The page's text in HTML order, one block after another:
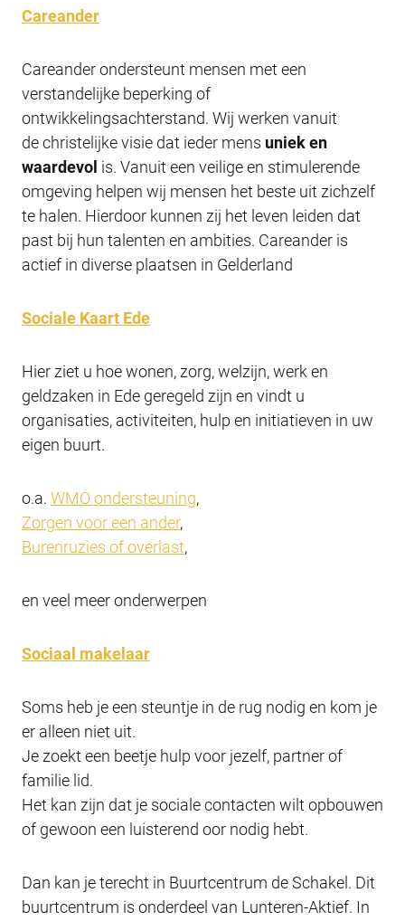
Careander
Careander ondersteunt mensen met een
verstandelijke beperking of
ontwikkelingsachterstand. Wij werken vanuit
de christelijke visie dat ieder mens uniek en
waardevol is. Vanuit een veilige en stimulerende
omgeving helpen wij mensen het beste uit zichzelf
te halen. Hierdoor kunnen zij het leven leiden dat
past bij hun talenten en ambities. Careander is
actief in diverse plaatsen in Gelderland
Sociale Kaart Ede
Hier ziet u hoe wonen, zorg, welzijn, werk en
geldzaken in Ede geregeld zijn en vindt u
organisaties, activiteiten, hulp en initiatieven in uw
eigen buurt.
o.a. WMO ondersteuning,
Zorgen voor een ander,
Burenruzies of overlast,
en veel meer onderwerpen
Sociaal makelaar
Soms heb je een steuntje in de rug nodig en kom je
er alleen niet uit.
Je zoekt een beetje hulp voor jezelf, partner of
familie lid.
Het kan zijn dat je sociale contacten wilt opbouwen
of gewoon een luisterend oor nodig hebt.
Dan kan je terecht in Buurtcentrum de Schakel. Dit
buurtcentrum is onderdeel van Lunteren-Aktief. In